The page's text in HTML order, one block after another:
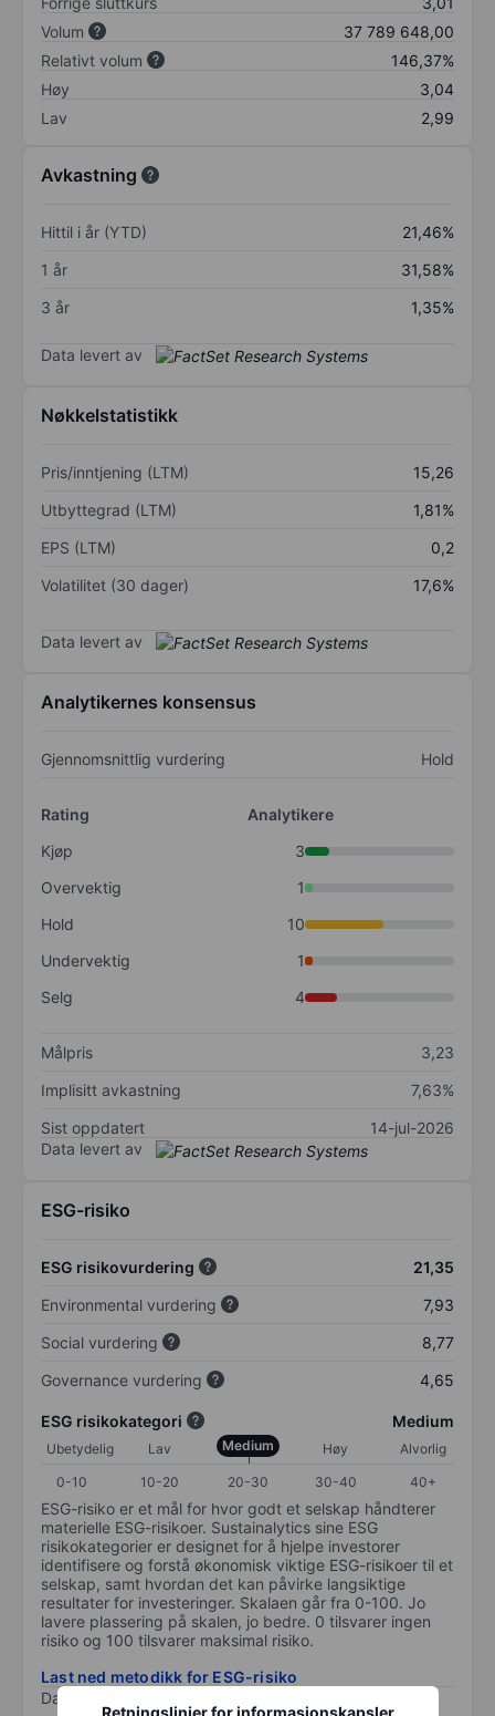
Retningslinjer for informasjonskapsler
Volum
37 789 648,00
Relativt volum
146,37%
Høy
3,04
Lav
2,99
Avkastning
Hittil i år (YTD)
21,46%
1 år
31,58%
3 år
1,35%
Data levert av
Nøkkelstatistikk
Pris/inntjening (LTM)
15,26
Utbyttegrad (LTM)
1,81%
EPS (LTM)
0,2
Volatilitet (30 dager)
17,6%
Data levert av
Analytikernes konsensus
Gjennomsnittlig vurdering Hold
Rating
Analytikere
Kjøp
3
Overvektig
1
Hold
10
Undervektig
1
Selg
4
Målpris
3,23
Implisitt avkastning
7,63%
Sist oppdatert
14-jul-2026
Data levert av
ESG-risiko
ESG risikovurdering
21,35
Environmental vurdering
7,93
Social vurdering
8,77
Governance vurdering
4,65
ESG risikokategori Medium
Ubetydelig Lav Medium Høy
Alvorlig
0-10
10-20 20-30 30-40 40+
ESG-risiko er et mål for hvor godt et selskap håndterer
materielle ESG-risikoer. Sustainalytics sine ESG
risikokategorier er designet for å hjelpe investorer
identifisere og forstå økonomisk viktige ESG-risikoer til et
selskap, samt hvordan det kan påvirke langsiktige
resultater for investeringer. Skalaen går fra 0-100. Jo
lavere plassering på skalen, jo bedre. 0 tilsvarer ingen
risiko og 100 tilsvarer maksimal risiko.
Last ned metodikk for ESG-risiko
Data levert av